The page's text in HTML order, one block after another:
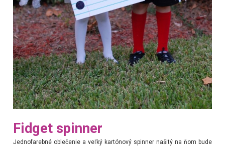
Fidget spinner
Jednofarebné oblečenie a veľký kartónový spinner našitý na ňom bude